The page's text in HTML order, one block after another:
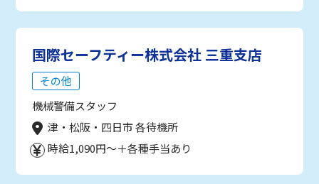
国際セーフティー株式会社 三重支店
その他
機械警備スタッフ
津・松阪・四日市 各待機所
時給1,090円～＋各種手当あり